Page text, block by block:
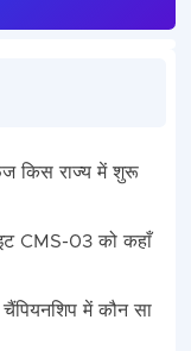
फेज किस राज्य में शुरू
CMS-03 को कहाँ
में कौन सा